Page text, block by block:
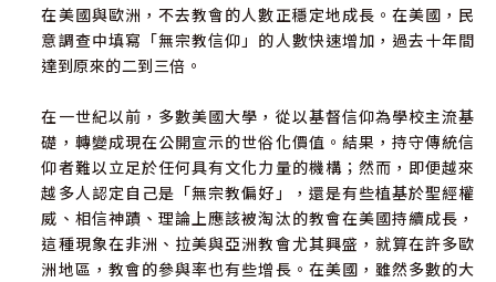
在美國與歐洲，不去教會的人數正穩定地成長。在美國，民
意調查中填寫「無宗教信仰」的人數快速增加，過去十年間
達到原來的二到三倍。
在一世紀以前，多數美國大學，從以基督信仰為學校主流基
礎，轉變成現在公開宣示的世俗化價值。結果，持守傳統信
仰者難以立足於任何具有文化力量的機構；然而，即便越來
越多人認定自己是「無宗教偏好」，還是有些植基於聖經權
威、相信神蹟、理論上應該被淘汰的教會在美國持續成長，
這種現象在非洲、拉美與亞洲教會尤其興盛，就算在許多歐
洲地區，教會的參與率也有些增長。在美國，雖然多數的大